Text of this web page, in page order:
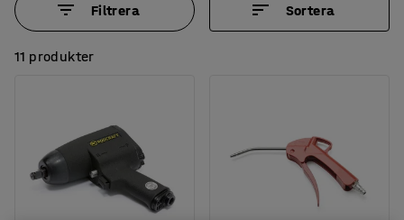
Filtrera Sortera
11 produkter